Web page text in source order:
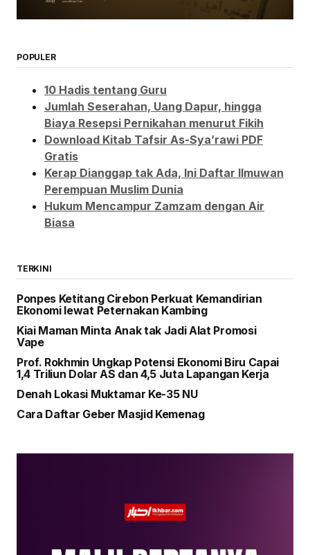
POPULER
10 Hadis tentang Guru
Jumlah Seserahan, Uang Dapur, hingga
Biaya Resepsi Pernikahan menurut Fikih
Download Kitab Tafsir As-Sya’rawi PDF
Gratis
Kerap Dianggap tak Ada, Ini Daftar Ilmuwan
Perempuan Muslim Dunia
Hukum Mencampur Zamzam dengan Air
Biasa
TERKINI
Ponpes Ketitang Cirebon Perkuat Kemandirian
Ekonomi lewat Peternakan Kambing
Kiai Maman Minta Anak tak Jadi Alat Promosi
Vape
Prof. Rokhmin Ungkap Potensi Ekonomi Biru Capai
1,4 Triliun Dolar AS dan 4,5 Juta Lapangan Kerja
Denah Lokasi Muktamar Ke-35 NU
Cara Daftar Geber Masjid Kemenag